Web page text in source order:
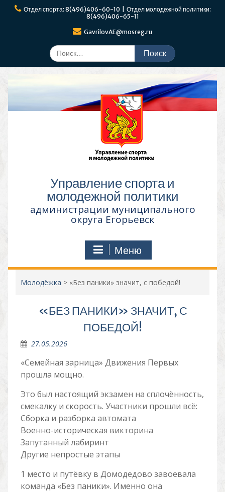
ПерейтиОтдел спорта: 8(496)406-60-10 | Отдел молодежной политики:
8(496)406-65-11
GavrilovAE@mosreg.ru
Поиск
по:
Управление спорта и
молодежной политики
администрации муниципального
округа Егорьевск
Меню
Молодёжка > «Без паники» значит, с победой!
«БЕЗ ПАНИКИ» ЗНАЧИТ, С
ПОБЕДОЙ!
27.05.2026
«Семейная зарница» Движения Первых
прошла мощно.
Это был настоящий экзамен на сплочённость,
смекалку и скорость. Участники прошли всё:
Сборка и разборка автомата
Военно-историческая викторина
Запутанный лабиринт
Другие непростые этапы
1 место и путёвку в Домодедово завоевала
команда «Без паники». Именно она